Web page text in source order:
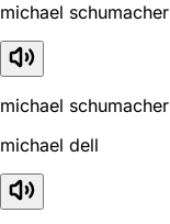
michael schumacher
michael schumacher
michael dell